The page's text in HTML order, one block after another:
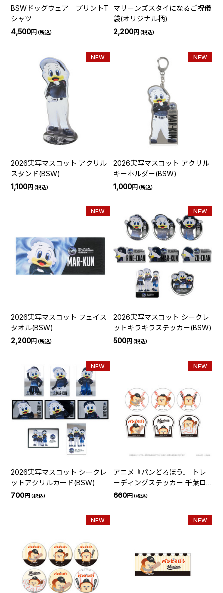
BSWドッグウェア プリントT
シャツ
4,500円（税込）
マリーンズスタイになるご祝儀
袋(オリジナル柄)
2,200円（税込）
NEW
2026実写マスコット アクリル
スタンド(BSW)
1,100円（税込）
NEW
2026実写マスコット アクリル
キーホルダー(BSW)
1,000円（税込）
NEW
2026実写マスコット フェイス
タオル(BSW)
2,200円（税込）
NEW
2026実写マスコット シークレ
ットキラキラステッカー(BSW)
500円（税込）
NEW
2026実写マスコット シークレ
ットアクリルカード(BSW)
700円（税込）
NEW
アニメ『パンどろぼう』 トレ
ーディングステッカー 千葉ロ
ッテマリーンズ(全6種)
660円（税込）
NEW NEW